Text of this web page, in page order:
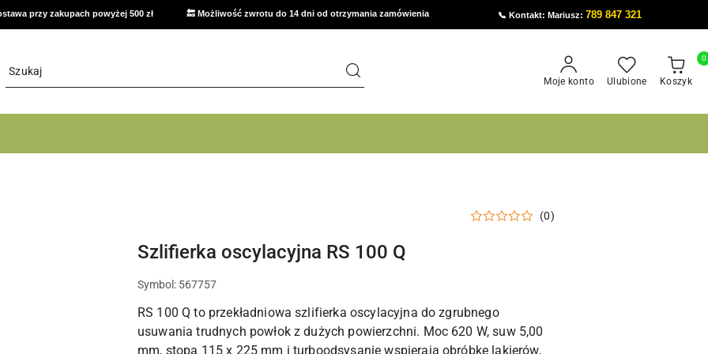
przy zakupach powyżej 500 zł 🔙 Możliwość zwrotu do 14 dni od otrzymania zamówienia 📞 Kontakt: Mariusz:789 847 321
Moje konto Ulubione Koszyk
0
(0)
Szlifierka oscylacyjna RS 100 Q
Symbol: 567757
RS 100 Q to przekładniowa szlifierka oscylacyjna do zgrubnego
usuwania trudnych powłok z dużych powierzchni. Moc 620 W, suw 5,00
mm, stopa 115 x 225 mm i turboodsysanie wspierają obróbkę lakierów,